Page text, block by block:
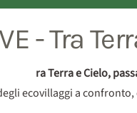
- Tra
ra Terra e Cielo,
ecovillaggi a